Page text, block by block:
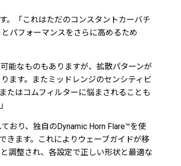
。「これはただのコンスタントカーバチ
パフォーマンスをさらに高めるため
能なものもありますが、拡散パターンが
ます。またミッドレンジのセンシティビ
たはコムフィルターに悩まされることも
おり、独自のDynamic Horn Flare™を使
きます。これによりウェーブガイドが移
調整され、各設定で正しい形状と最適な